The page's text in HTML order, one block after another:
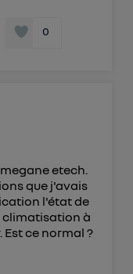
0
etech.
que j'avais
l'état de
climatisation à
ce normal ?